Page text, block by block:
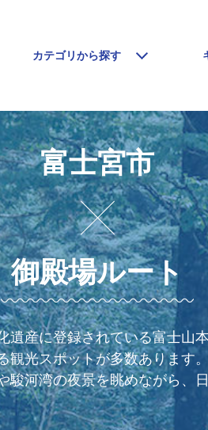
カテゴリから探す
富士宮市
御殿場ルート
遺産に登録されている富士山
観光スポットが多数あります
駿河湾の夜景を眺めながら、